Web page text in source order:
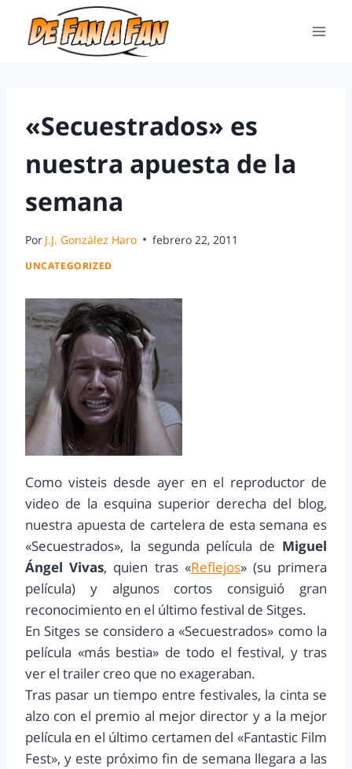
«Secuestrados» es
nuestra apuesta de la
semana
Por J.J. González Haro febrero 22, 2011
UNCATEGORIZED
Como visteis desde ayer en el reproductor de
video de la esquina superior derecha del blog,
nuestra apuesta de cartelera de esta semana es
«Secuestrados», la segunda película de Miguel
Ángel Vivas, quien tras «Reflejos» (su primera
película) y algunos cortos consiguió gran
reconocimiento en el último festival de Sitges.
En Sitges se considero a «Secuestrados» como la
película «más bestia» de todo el festival, y tras
ver el trailer creo que no exageraban.
Tras pasar un tiempo entre festivales, la cinta se
alzo con el premio al mejor director y a la mejor
película en el último certamen del «Fantastic Film
Fest», y este próximo fin de semana llegara a las